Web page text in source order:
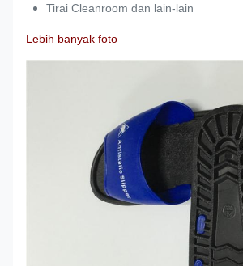
Tirai Cleanroom dan lain-lain
Lebih banyak foto